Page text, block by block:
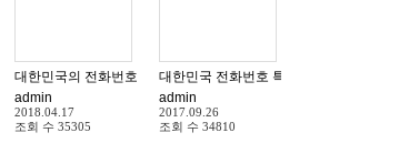
사업자등록번호조회 쉬운방법 일반과세 부가가치세 사업자등록상태 조회 조사
대한민국의 전화번호 체계 특수번호 콜렉트콜 부가통신 무선 유선 지역
admin
2018.04.17
조회 수 35305
대한민국 전화번호 특수번호 리스트 1xx
admin
2017.09.26
조회 수 34810